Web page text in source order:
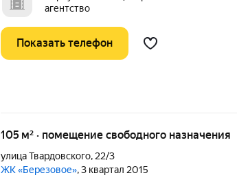
кв.м. в
агентство
Показать телефон
105 м² · помещение свободного назначения
улица Твардовского, 22/3
ЖК «Березовое», 3 квартал 2015